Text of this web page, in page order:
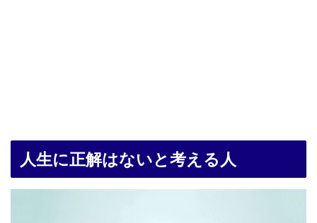
人生に正解はないと考える人